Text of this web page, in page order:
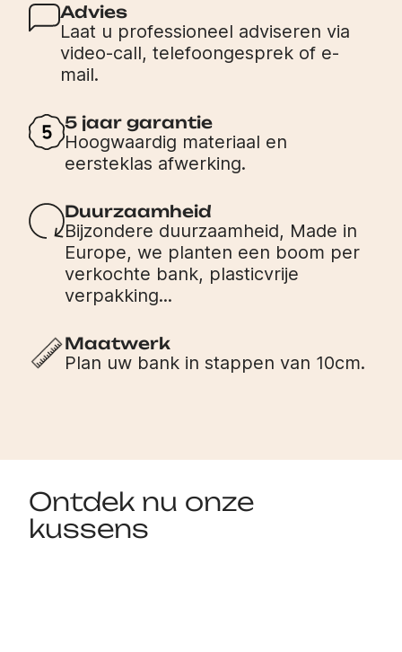
Advies
Laat u professioneel adviseren via
video-call, telefoongesprek of e-
mail.
5 jaar garantie
Hoogwaardig materiaal en
eersteklas afwerking.
Duurzaamheid
Bijzondere duurzaamheid, Made in
Europe, we planten een boom per
verkochte bank, plasticvrije
verpakking...
Maatwerk
Plan uw bank in stappen van 10cm.
Ontdek nu onze
kussens